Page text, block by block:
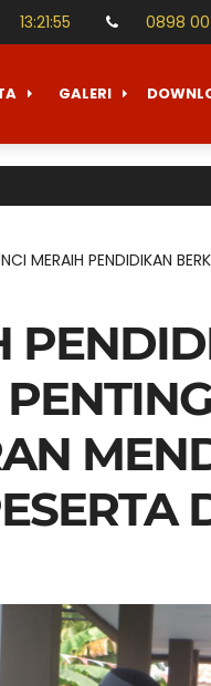
13:21:56 0898
GALERI
MERAIH PENDIDIKAN